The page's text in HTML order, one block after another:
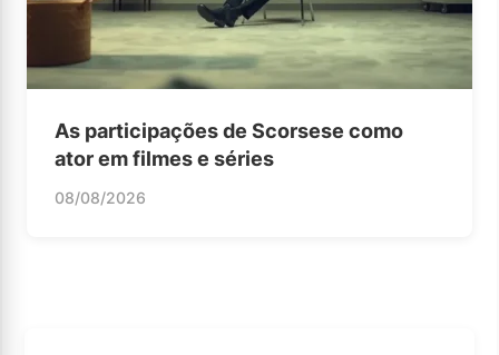
As participações de Scorsese como
ator em filmes e séries
08/08/2026